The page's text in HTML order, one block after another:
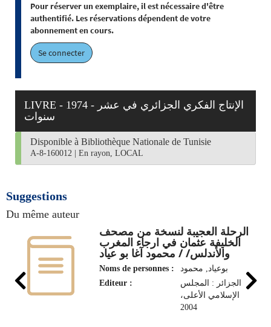
Pour réserver un exemplaire, il est nécessaire d'être
authentifié. Les réservations dépendent de votre
abonnement en cours.
Se connecter
LIVRE - 1974 - الإنتاج الفكري الجزائري في عشر
سنوات
Disponible à Bibliothèque Nationale de Tunisie
A-8-160012 En rayon, LOCAL
Suggestions
Du même auteur
الرحلة العجيبة لنسخة من مصحف
الخليفة عثمان في ارجاء المغرب
والأندلس/ / محمود آغا بو عياد
Noms de personnes :
بوعياد, محمود
Editeur :
الجزائر : المجلس
الإسلامي الأعلى،
2004